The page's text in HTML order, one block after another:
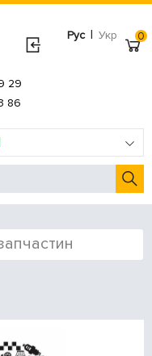
Рус | Укр
29
86
0